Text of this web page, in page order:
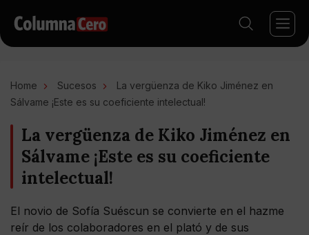
Home Sucesos
La vergüenza de Kiko Jiménez en
Sálvame ¡Este es su coeficiente intelectual!
La vergüenza de Kiko Jiménez en
Sálvame ¡Este es su coeficiente
intelectual!
El novio de Sofía Suéscun se convierte en el hazme
reír de los colaboradores en el plató y de sus